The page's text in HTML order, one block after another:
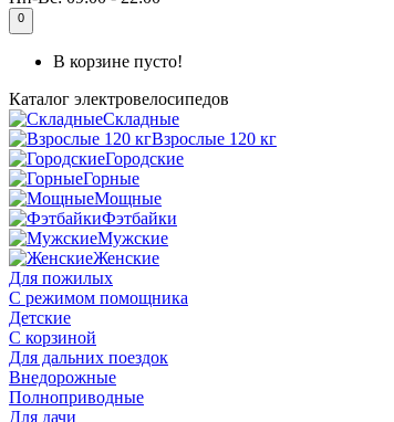
0
В корзине пусто!
Каталог электровелосипедов
Складные
Взрослые 120 кг
Городские
Горные
Мощные
Фэтбайки
Мужские
Женские
Для пожилых
С режимом помощника
Детские
С корзиной
Для дальних поездок
Внедорожные
Полноприводные
Для дачи